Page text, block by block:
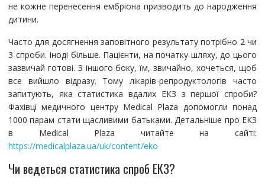
не кожне перенесення ембріона призводить до народження
дитини.
Часто для досягнення заповітного результату потрібно 2 чи
3 спроби. Іноді більше. Пацієнти, на початку шляху, до цього
зазвичай готові. З іншого боку, їм, звичайно, хочеться, щоб
все вийшло відразу. Тому лікарів-репродуктологів часто
запитують, яка статистика вдалих ЕКЗ з першої спроби?
Фахівці медичного центру Medical Plaza допомогли понад
1000 парам стати щасливими батьками. Детальніше про ЕКЗ
в Medical Plaza читайте на сайті:
https://medicalplaza.ua/uk/content/eko
Чи ведеться статистика спроб ЕКЗ?